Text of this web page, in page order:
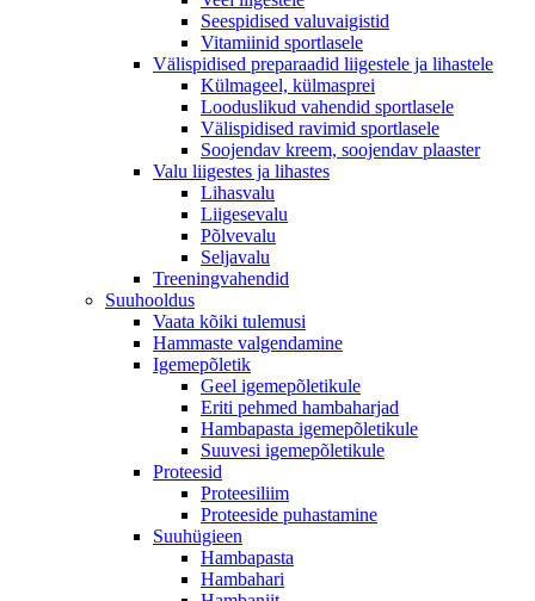
Seespidised valuvaigistid
Vitamiinid sportlasele
Välispidised preparaadid liigestele ja lihastele
Külmageel, külmasprei
Looduslikud vahendid sportlasele
Välispidised ravimid sportlasele
Soojendav kreem, soojendav plaaster
Valu liigestes ja lihastes
Lihasvalu
Liigesevalu
Põlvevalu
Seljavalu
Treeningvahendid
Suuhooldus
Vaata kõiki tulemusi
Hammaste valgendamine
Igemepõletik
Geel igemepõletikule
Eriti pehmed hambaharjad
Hambapasta igemepõletikule
Suuvesi igemepõletikule
Proteesid
Proteesiliim
Proteeside puhastamine
Suuhügieen
Hambapasta
Hambahari